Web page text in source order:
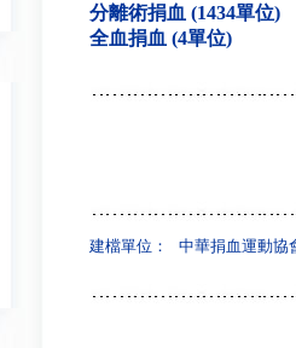
分離術捐血 (1434單位)
全血捐血 (4單位)
建檔單位： 中華捐血運動協